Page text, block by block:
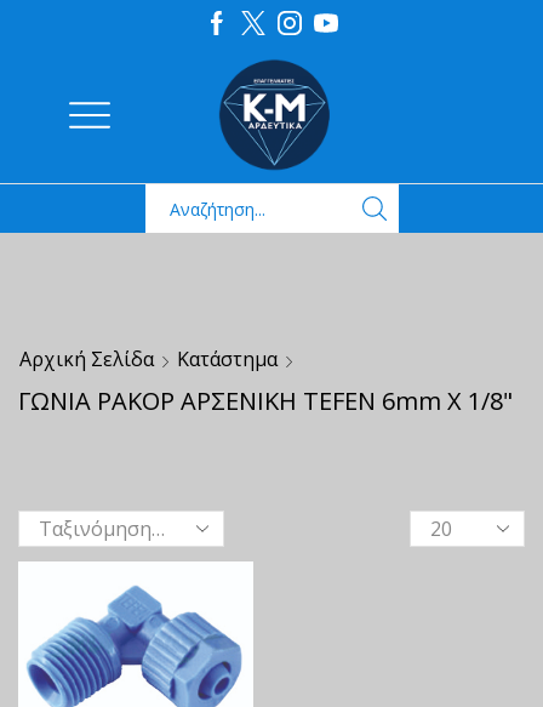
Αρχική Σελίδα Κατάστημα
ΓΩΝΙΑ ΡΑΚΟΡ ΑΡΣΕΝΙΚΗ TEFEN 6mm X 1/8"